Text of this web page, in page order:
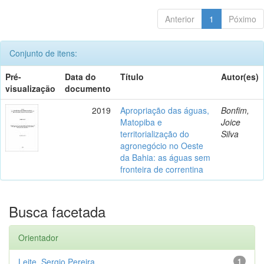
Anterior 1 Póximo
Conjunto de itens:
Pré-
visualização
Data do
documento
Título Autor(es)
2019
Apropriação das águas,
Matopiba e
territorialização do
agronegócio no Oeste
da Bahia: as águas sem
fronteira de correntina
Bonfim,
Joice
Silva
Busca facetada
Orientador
1
Leite, Sergio Pereira